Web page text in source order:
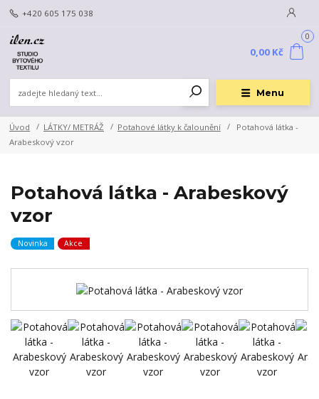
Menu
+420 605 175 038
0
0,00 Kč
Úvod LÁTKY/ METRÁŽ Potahové látky k čalounění
Potahová látka -
Arabeskový vzor
Potahová látka - Arabeskový
vzor
Novinka Akce